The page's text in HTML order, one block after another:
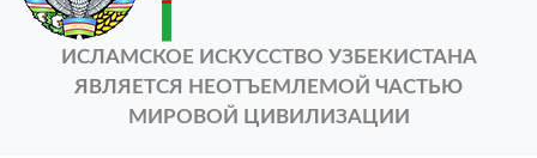
ИСЛАМСКОЕ ИСКУССТВО УЗБЕКИСТАНА
ЯВЛЯЕТСЯ НЕОТЪЕМЛЕМОЙ ЧАСТЬЮ
МИРОВОЙ ЦИВИЛИЗАЦИИ